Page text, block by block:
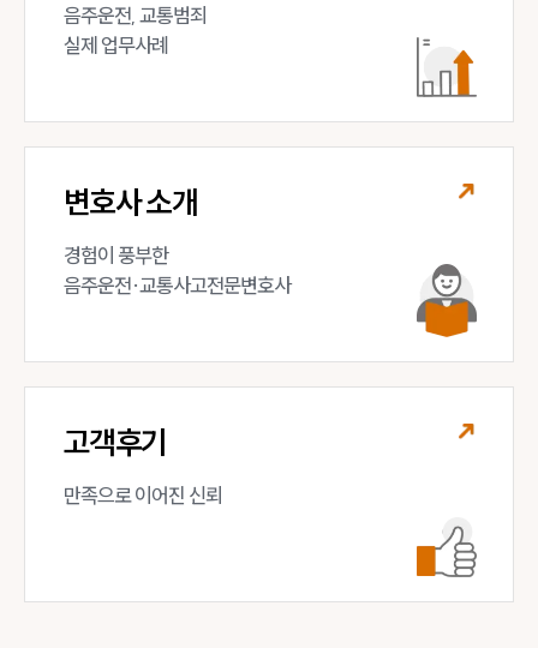
음주운전, 교통범죄
실제 업무사례
변호사 소개
경험이 풍부한
음주운전·교통사고전문변호사
고객후기
만족으로 이어진 신뢰